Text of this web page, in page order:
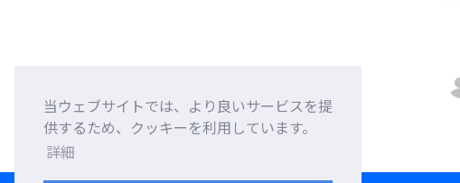
当ウェブサイトでは、より良いサービスを提
供するため、クッキーを利用しています。
詳細